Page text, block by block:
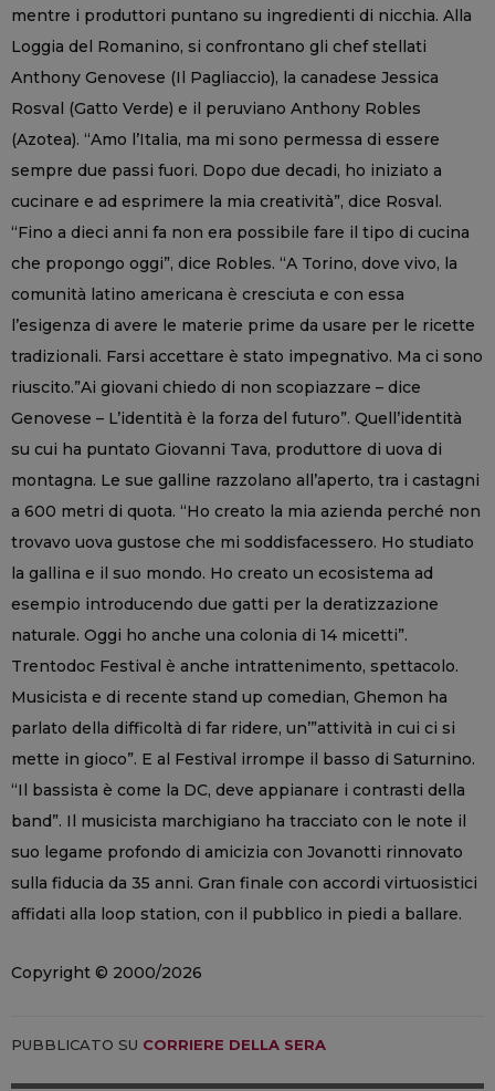
mentre i produttori puntano su ingredienti di nicchia. Alla
Loggia del Romanino, si confrontano gli chef stellati
Anthony Genovese (Il Pagliaccio), la canadese Jessica
Rosval (Gatto Verde) e il peruviano Anthony Robles
(Azotea). “Amo l’Italia, ma mi sono permessa di essere
sempre due passi fuori. Dopo due decadi, ho iniziato a
cucinare e ad esprimere la mia creatività”, dice Rosval.
“Fino a dieci anni fa non era possibile fare il tipo di cucina
che propongo oggi”, dice Robles. “A Torino, dove vivo, la
comunità latino americana è cresciuta e con essa
l’esigenza di avere le materie prime da usare per le ricette
tradizionali. Farsi accettare è stato impegnativo. Ma ci sono
riuscito.”Ai giovani chiedo di non scopiazzare – dice
Genovese – L’identità è la forza del futuro”. Quell’identità
su cui ha puntato Giovanni Tava, produttore di uova di
montagna. Le sue galline razzolano all’aperto, tra i castagni
a 600 metri di quota. “Ho creato la mia azienda perché non
trovavo uova gustose che mi soddisfacessero. Ho studiato
la gallina e il suo mondo. Ho creato un ecosistema ad
esempio introducendo due gatti per la deratizzazione
naturale. Oggi ho anche una colonia di 14 micetti”.
Trentodoc Festival è anche intrattenimento, spettacolo.
Musicista e di recente stand up comedian, Ghemon ha
parlato della difficoltà di far ridere, un’”attività in cui ci si
mette in gioco”. E al Festival irrompe il basso di Saturnino.
“Il bassista è come la DC, deve appianare i contrasti della
band”. Il musicista marchigiano ha tracciato con le note il
suo legame profondo di amicizia con Jovanotti rinnovato
sulla fiducia da 35 anni. Gran finale con accordi virtuosistici
affidati alla loop station, con il pubblico in piedi a ballare.
Copyright © 2000/2026
PUBBLICATO SU CORRIERE DELLA SERA